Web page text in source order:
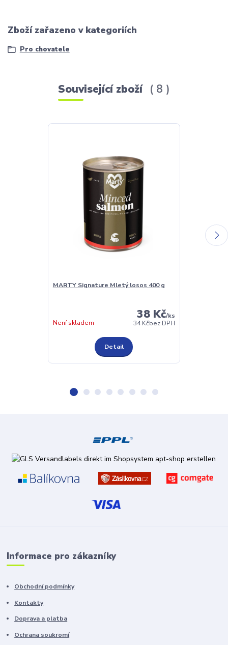
Zboží zařazeno v kategoriích
Pro chovatele
Související zboží 8
MARTY Signature Mletý losos 400 g
38 Kč/ks
34 Kčbez DPH
Není skladem
Detail
Informace pro zákazníky
Obchodní podmínky
Kontakty
Doprava a platba
Ochrana soukromí